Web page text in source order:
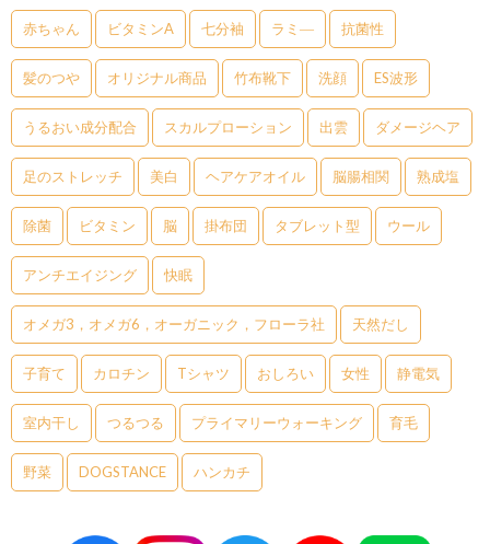
赤ちゃん ビタミンA 七分袖 ラミ― 抗菌性
髪のつや オリジナル商品 竹布靴下 洗顔 ES波形
うるおい成分配合 スカルプローション 出雲 ダメージヘア
足のストレッチ 美白 ヘアケアオイル 脳腸相関 熟成塩
除菌 ビタミン 脳 掛布団 タブレット型 ウール
アンチエイジング 快眠
オメガ3，オメガ6，オーガニック，フローラ社 天然だし
子育て カロチン Tシャツ おしろい 女性 静電気
室内干し つるつる プライマリーウォーキング 育毛
野菜 DOGSTANCE ハンカチ